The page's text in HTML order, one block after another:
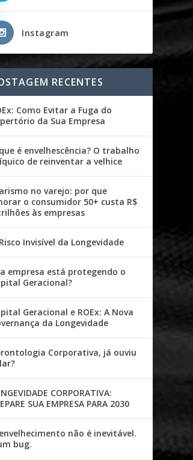
Instagram
RECENTES
Como Evitar a Fuga do
da Sua Empresa
é envelhescência? O trabalho
de reinventar a velhice
no varejo: por que
o consumidor 50+ custa R$
às empresas
Invisível da Longevidade
empresa está protegendo o
Geracional?
Geracional e ROEx: A Nova
da Longevidade
Corporativa, já ouviu
CORPORATIVA:
SUA EMPRESA PARA 2030
não é inevitável.
bug.